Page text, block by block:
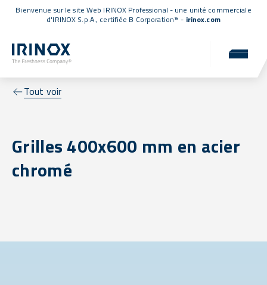
Bienvenue sur le site Web IRINOX Professional - une unité commerciale
d'IRINOX S.p.A., certifiée B Corporation™ - irinox.com
Tout voir
Grilles 400x600 mm en acier
chromé